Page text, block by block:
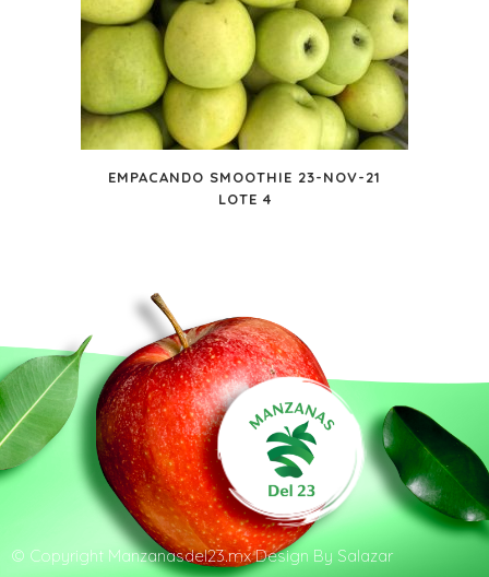
EMPACANDO SMOOTHIE 23-NOV-21
LOTE 4
© Copyright Manzanasdel23.mxDesign By Salazar